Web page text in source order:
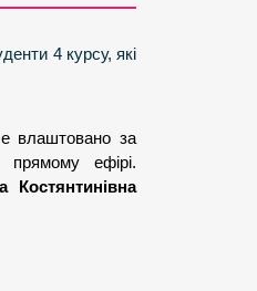
4 курсу, які
влаштовано за
ефірі.
Костянтинівна